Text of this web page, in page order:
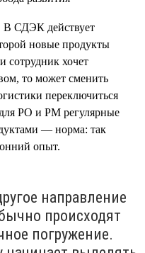
В СДЭК действует
новые продукты
сотрудник хочет
то может сменить
переключиться
PO и PM регулярные
— норма: так
опыт.
направление
происходят
погружение.